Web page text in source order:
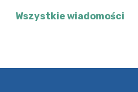
Wszystkie wiadomości